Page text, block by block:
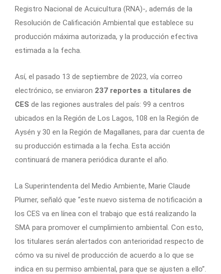
Registro Nacional de Acuicultura (RNA)-, además de la
Resolución de Calificación Ambiental que establece su
producción máxima autorizada, y la producción efectiva
estimada a la fecha.
Así, el pasado 13 de septiembre de 2023, vía correo
electrónico, se enviaron 237 reportes a titulares de
CES de las regiones australes del país: 99 a centros
ubicados en la Región de Los Lagos, 108 en la Región de
Aysén y 30 en la Región de Magallanes, para dar cuenta de
su producción estimada a la fecha. Esta acción
continuará de manera periódica durante el año.
La Superintendenta del Medio Ambiente, Marie Claude
Plumer, señaló que “este nuevo sistema de notificación a
los CES va en línea con el trabajo que está realizando la
SMA para promover el cumplimiento ambiental. Con esto,
los titulares serán alertados con anterioridad respecto de
cómo va su nivel de producción de acuerdo a lo que se
indica en su permiso ambiental, para que se ajusten a ello”.